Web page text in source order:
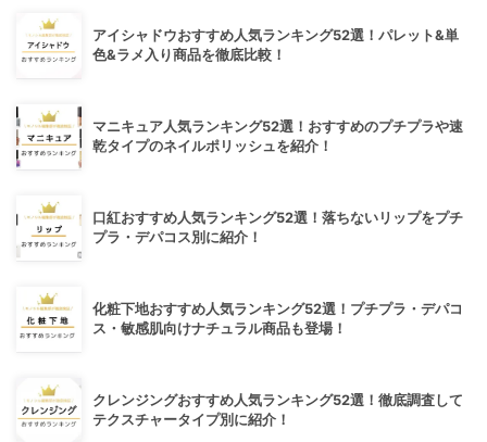
アイシャドウおすすめ人気ランキング52選！パレット&単
色&ラメ入り商品を徹底比較！
マニキュア人気ランキング52選！おすすめのプチプラや速
乾タイプのネイルポリッシュを紹介！
口紅おすすめ人気ランキング52選！落ちないリップをプチ
プラ・デパコス別に紹介！
化粧下地おすすめ人気ランキング52選！プチプラ・デパコ
ス・敏感肌向けナチュラル商品も登場！
クレンジングおすすめ人気ランキング52選！徹底調査して
テクスチャータイプ別に紹介！